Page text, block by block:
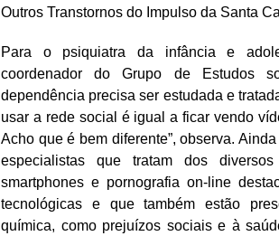
Outros Transtornos do Impulso da Santa
Para o psiquiatra da infância e
coordenador do Grupo de Estudos
dependência precisa ser estudada e
usar a rede social é igual a ficar vendo
Acho que é bem diferente”, observa.
especialistas que tratam dos
smartphones e pornografia on-line
tecnológicas e que também estão
química, como prejuízos sociais e à